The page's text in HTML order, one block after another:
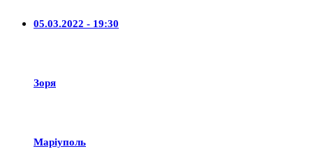
05.03.2022 - 19:30
Зоря
Маріуполь